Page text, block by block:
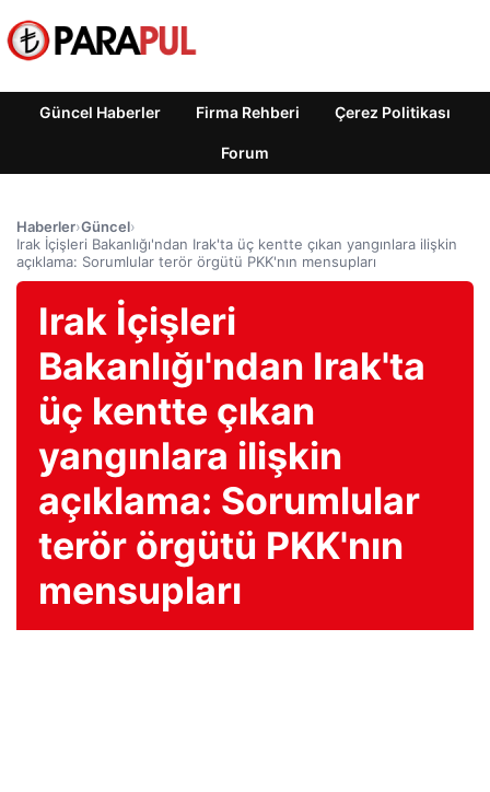
Güncel Haberler Firma Rehberi Çerez Politikası
Forum
Haberler›Güncel›
Irak İçişleri Bakanlığı'ndan Irak'ta üç kentte çıkan yangınlara ilişkin
açıklama: Sorumlular terör örgütü PKK'nın mensupları
Irak İçişleri
Bakanlığı'ndan Irak'ta
üç kentte çıkan
yangınlara ilişkin
açıklama: Sorumlular
terör örgütü PKK'nın
mensupları